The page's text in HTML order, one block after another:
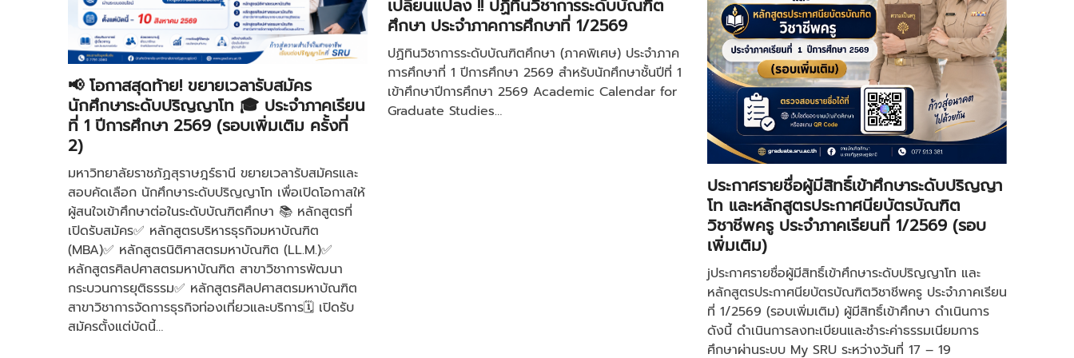
📢 โอกาสสุดท้าย! ขยายเวลารับสมัคร
นักศึกษาระดับปริญญาโท 🎓 ประจำภาคเรียน
ที่ 1 ปีการศึกษา 2569 (รอบเพิ่มเติม ครั้งที่
2)
มหาวิทยาลัยราชภัฏสุราษฎร์ธานี ขยายเวลารับสมัครและ
สอบคัดเลือก นักศึกษาระดับปริญญาโท เพื่อเปิดโอกาสให้
ผู้สนใจเข้าศึกษาต่อในระดับบัณฑิตศึกษา 📚 หลักสูตรที่
เปิดรับสมัคร✅ หลักสูตรบริหารธุรกิจมหาบัณฑิต
(MBA)✅ หลักสูตรนิติศาสตรมหาบัณฑิต (LL.M.)✅
หลักสูตรศิลปศาสตรมหาบัณฑิต สาขาวิชาการพัฒนา
กระบวนการยุติธรรม✅ หลักสูตรศิลปศาสตรมหาบัณฑิต
สาขาวิชาการจัดการธุรกิจท่องเที่ยวและบริการ🗓 เปิดรับ
สมัครตั้งแต่บัดนี้…
เปลี่ยนแปลง !! ปฏิทินวิชาการระดับบัณฑิต
ศึกษา ประจำภาคการศึกษาที่ 1/2569
ปฏิทินวิชาการระดับบัณฑิตศึกษา (ภาคพิเศษ) ประจำภาค
การศึกษาที่ 1 ปีการศึกษา 2569 สำหรับนักศึกษาชั้นปีที่ 1
เข้าศึกษาปีการศึกษา 2569 Academic Calendar for
Graduate Studies…
ประกาศรายชื่อผู้มีสิทธิ์เข้าศึกษาระดับปริญญา
โท และหลักสูตรประกาศนียบัตรบัณฑิต
วิชาชีพครู ประจำภาคเรียนที่ 1/2569 (รอบ
เพิ่มเติม)
jประกาศรายชื่อผู้มีสิทธิ์เข้าศึกษาระดับปริญญาโท และ
หลักสูตรประกาศนียบัตรบัณฑิตวิชาชีพครู ประจำภาคเรียน
ที่ 1/2569 (รอบเพิ่มเติม) ผู้มีสิทธิ์เข้าศึกษา ดำเนินการ
ดังนี้ ดำเนินการลงทะเบียนและชำระค่าธรรมเนียมการ
ศึกษาผ่านระบบ My SRU ระหว่างวันที่ 17 – 19